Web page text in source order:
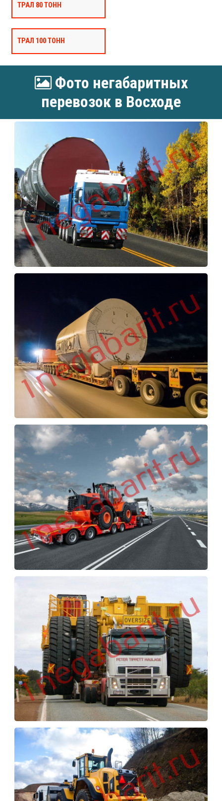
ТРАЛ 80 ТОНН
ТРАЛ 100 ТОНН
Фото негабаритных
перевозок в Восходе